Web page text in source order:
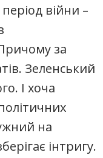
війни –
за
Зеленський
І хоча
на
інтригу.